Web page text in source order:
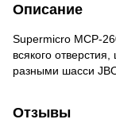
Описание
Supermicro MCP-
всякого
разными шасси
Отзывы